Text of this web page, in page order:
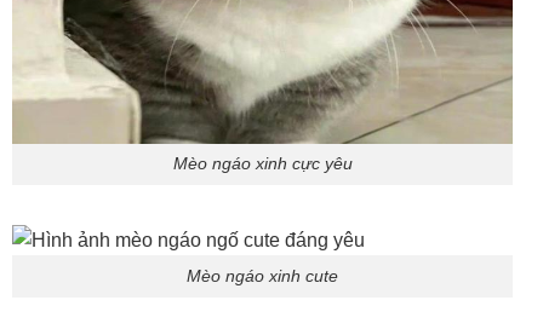
Mèo ngáo xinh cực yêu
Mèo ngáo xinh cute